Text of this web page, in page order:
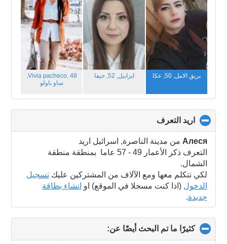
بريق الامل, 50, عكا ايزابيل, 52, حيفا
Vivia pacheco, 48,
ساو باولو
اريد التعرف
to
collapse
contents
Алеся من مدينة الناصرة, اسرائيل اريد
التعرف ذكر الأعمار 49 - 57 عاما بمنطقة منطقة
الشمال.
لكي نتكلم معها ومع الآلاف من المشتركين عليكتسجيل
الدخول (اذا كنت مسجلا في الموقع) او انشاء بطاقة
جديدة.
كثيرًا ما تم البحث أيضًا عن:
to